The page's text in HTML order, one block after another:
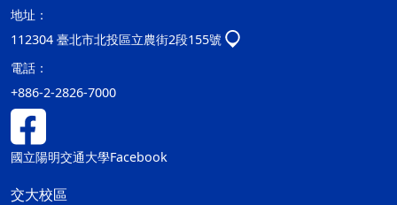
地址：
112304 臺北市北投區立農街2段155號
電話：
+886-2-2826-7000
國立陽明交通大學Facebook
交大校區